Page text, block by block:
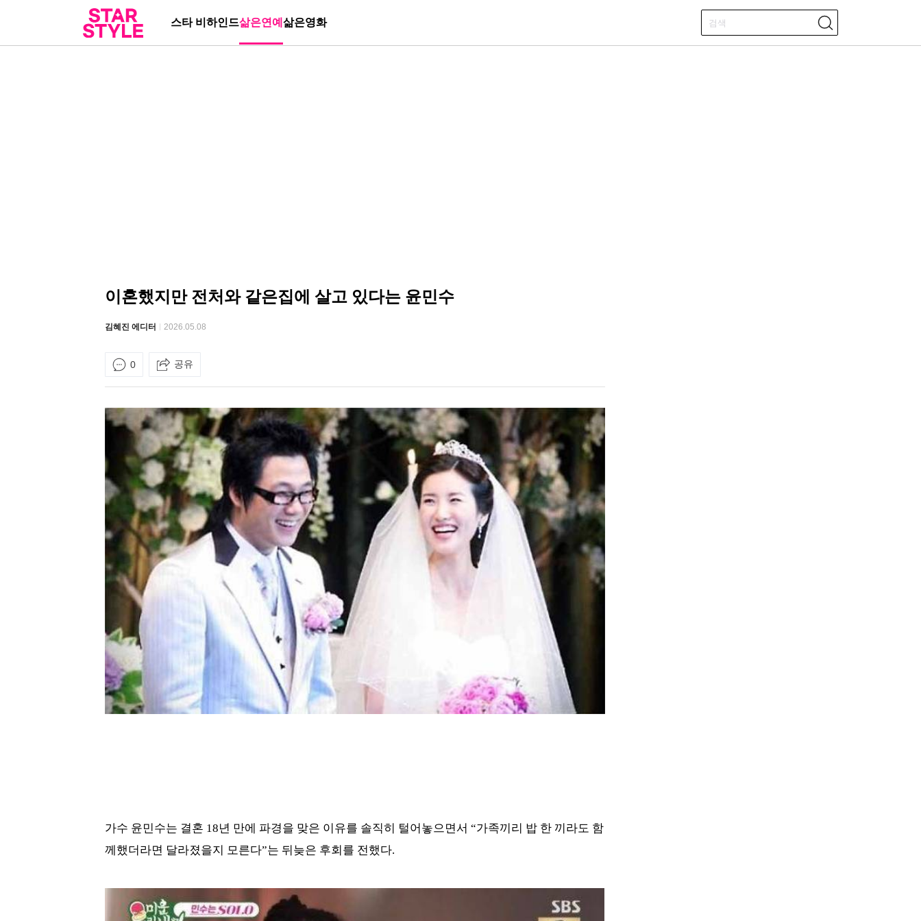
스타 비하인드삶은연예 삶은영화
이혼했지만 전처와 같은집에 살고 있다는 윤민수
김혜진 에디터 2026.05.08
0 공유
가수 윤민수는 결혼 18년 만에 파경을 맞은 이유를 솔직히 털어놓으면서 “가족끼리 밥 한 끼라도 함
께했더라면 달라졌을지 모른다”는 뒤늦은 후회를 전했다.